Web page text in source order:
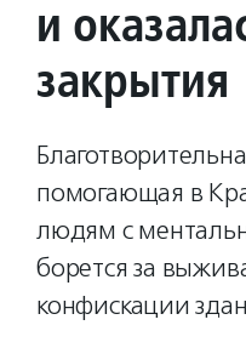
и
закрытия
помогающая в
людям с
борется за
конфискации